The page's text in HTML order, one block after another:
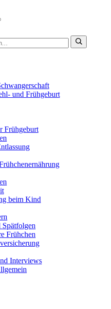
und Frühgeburt
Frühgeburt
beim Kind
Frühchen
Interviews